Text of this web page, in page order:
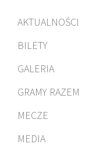
AKTUALNOŚCI
BILETY
GALERIA
GRAMY RAZEM
MECZE
MEDIA